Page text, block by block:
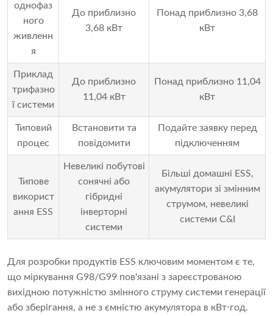
однофаз
ного
живленн
я
До приблизно
3,68 кВт
Понад приблизно 3,68
кВт
Приклад
трифазно
ї системи
До приблизно
11,04 кВт
Понад приблизно 11,04
кВт
Типовий
процес
Встановити та
повідомити
Подайте заявку перед
підключенням
Типове
використ
ання ESS
Невеликі побутові
сонячні або
гібридні
інверторні
системи
Більші домашні ESS,
акумулятори зі змінним
струмом, невеликі
системи C&I
Для розробки продуктів ESS ключовим моментом є те,
що міркування G98/G99 пов'язані з зареєстрованою
вихідною потужністю змінного струму системи генерації
або зберігання, а не з ємністю акумулятора в кВт⋅год.